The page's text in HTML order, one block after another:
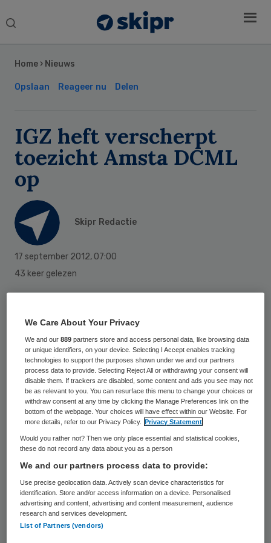
Search
Home › Nieuws
Opslaan Reageer nu Delen
IGZ heft verscherpt
toezicht Amsta DCML
op
Skipr Redactie
17 september 2012, 07:00
43 keer gelezen
(IGZ) heeft het verscherpt toezicht op
Amsta Dienstencentrum Maarten Luther
afdeling Thuiszorg (Amsta DCML)
opgeheven. De farmaceutische zorg bij
Amsta DCML is volgens de inspectie
zichtbaar verbeterd.
De inspectie stelde Amsta DCML medio
februari onder verscherpt toezicht
vanwegestructurele tekortkomingen in de
medicatieveiligheid. De inspectie heeft
vastgesteld dat de risico’s voor de
Sidebar
We Care About Your Privacy
We and our889 partners store and access personal data, like browsing data
or unique identifiers, on your device. Selecting I Accept enables tracking
technologies to support the purposes shown under we and our partners
process data to provide. Selecting Reject All or withdrawing your consent will
disable them. If trackers are disabled, some content and ads you see may not
be as relevant to you. You can resurface this menu to change your choices or
withdraw consent at any time by clicking the Manage Preferences link on the
bottom of the webpage. Your choices will have effect within our Website. For
more details, refer to our Privacy Policy.
Privacy Statement
Would you rather not? Then we only place essential and statistical cookies,
these do not record any data about you as a person
We and our partners process data to provide:
Use precise geolocation data. Actively scan device characteristics for
identification. Store and/or access information on a device. Personalised
advertising and content, advertising and content measurement, audience
research and services development.
List of Partners (vendors)